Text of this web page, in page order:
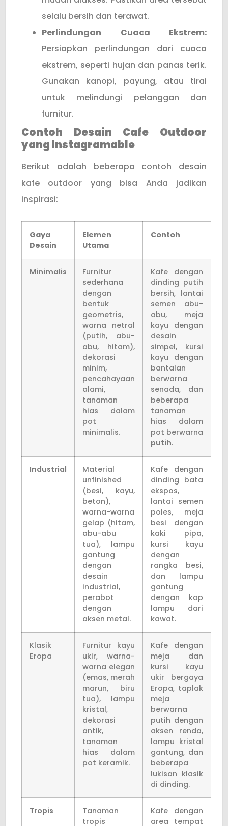
selalu bersih dan terawat.
Perlindungan Cuaca Ekstrem:
Persiapkan perlindungan dari cuaca
ekstrem, seperti hujan dan panas terik.
Gunakan kanopi, payung, atau tirai
untuk melindungi pelanggan dan
furnitur.
Contoh Desain Cafe Outdoor
yang Instagramable
Berikut adalah beberapa contoh desain
kafe outdoor yang bisa Anda jadikan
inspirasi:
Gaya
Desain
Elemen
Utama
Contoh
Minimalis
Furnitur
sederhana
dengan
bentuk
geometris,
warna netral
(putih, abu-
abu, hitam),
dekorasi
minim,
pencahayaan
alami,
tanaman
hias dalam
pot
minimalis.
Kafe dengan
dinding putih
bersih, lantai
semen abu-
abu, meja
kayu dengan
desain
simpel, kursi
kayu dengan
bantalan
berwarna
senada, dan
beberapa
tanaman
hias dalam
pot berwarna
putih.
Industrial
Material
unfinished
(besi, kayu,
beton),
warna-warna
gelap (hitam,
abu-abu
tua), lampu
gantung
dengan
desain
industrial,
perabot
dengan
aksen metal.
Kafe dengan
dinding bata
ekspos,
lantai semen
poles, meja
besi dengan
kaki pipa,
kursi kayu
dengan
rangka besi,
dan lampu
gantung
dengan kap
lampu dari
kawat.
Klasik
Eropa
Furnitur kayu
ukir, warna-
warna elegan
(emas, merah
marun, biru
tua), lampu
kristal,
dekorasi
antik,
tanaman
hias dalam
pot keramik.
Kafe dengan
meja dan
kursi kayu
ukir bergaya
Eropa, taplak
meja
berwarna
putih dengan
aksen renda,
lampu kristal
gantung, dan
beberapa
lukisan klasik
di dinding.
Tropis
Tanaman
tropis
Kafe dengan
area tempat